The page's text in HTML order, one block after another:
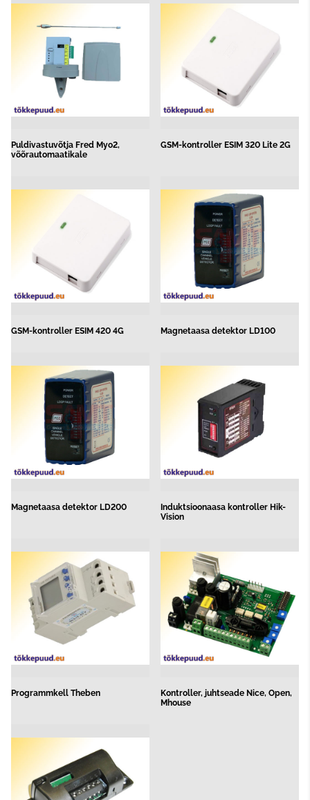
Puldivastuvõtja Fred Myo2,
võõrautomaatikale
GSM-kontroller ESIM 320 Lite 2G
GSM-kontroller ESIM 420 4G Magnetaasa detektor LD100
Magnetaasa detektor LD200
Induktsioonaasa kontroller Hik-
Vision
Programmkell Theben
Kontroller, juhtseade Nice, Open,
Mhouse